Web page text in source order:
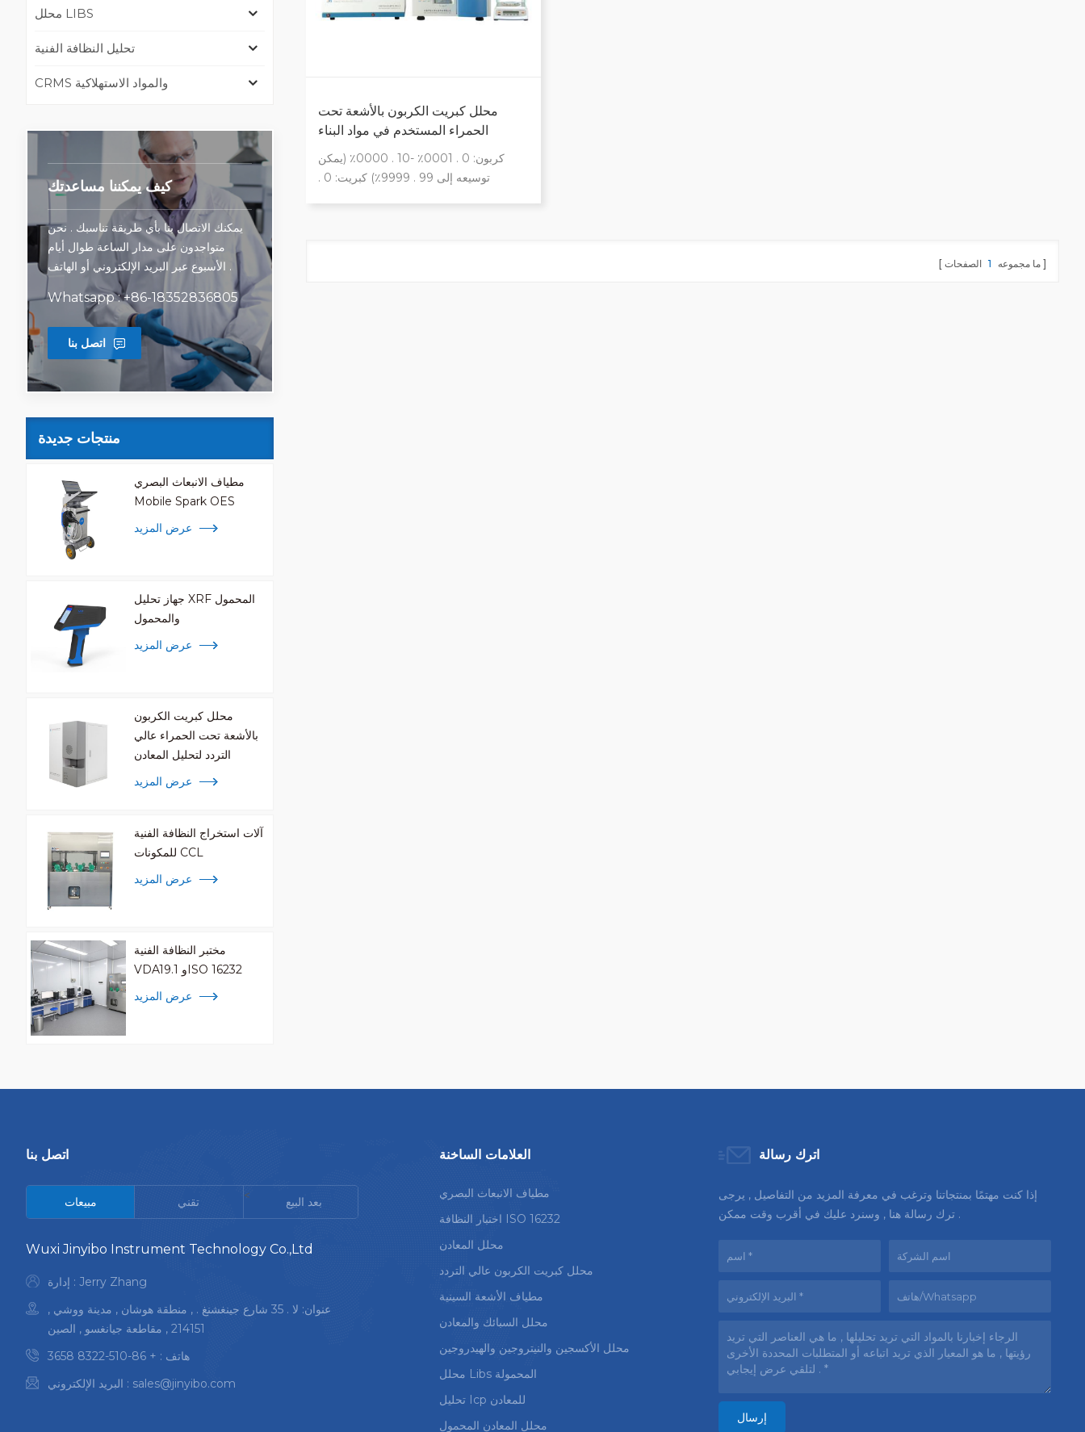
محلل LIBS
تحليل النظافة الفنية
CRMS والمواد الاستهلاكية
كيف يمكننا مساعدتك
يمكنك الاتصال بنا بأي طريقة تناسبك . نحن
متواجدون على مدار الساعة طوال أيام
الأسبوع عبر البريد الإلكتروني أو الهاتف .
Whatsapp : +86-18352836805
اتصل بنا
منتجات جديدة
مطياف الانبعاث البصري
Mobile Spark OES
عرض المزيد
جهاز تحليل XRF المحمول
والمحمول
عرض المزيد
محلل كبريت الكربون
بالأشعة تحت الحمراء عالي
التردد لتحليل المعادن
عرض المزيد
آلات استخراج النظافة الفنية
للمكونات CCL
عرض المزيد
مختبر النظافة الفنية
VDA19.1 وISO 16232
عرض المزيد
محلل كبريت الكربون بالأشعة تحت
الحمراء المستخدم في مواد البناء
كربون: 0 . 0001٪ -10 . 0000٪ (يمكن
توسيعه إلى 99 . 9999٪) كبريت: 0 .
ما مجموعه 1 الصفحات
اتصل بنا
مبيعات تقني < بعد البيع
Wuxi Jinyibo Instrument Technology Co.,Ltd
إدارة : Jerry Zhang
عنوان: لا . 35 شارع جينغشنغ . , منطقة هوشان , مدينة ووشي ,
214151 , مقاطعة جيانغسو , الصين
هاتف : + 86-510-8322 3658
البريد الإلكتروني : sales@jinyibo.com
العلامات الساخنة
مطياف الانبعاث البصري
اختبار النظافة ISO 16232
محلل المعادن
محلل كبريت الكربون عالي التردد
مطياف الأشعة السينية
محلل السبائك والمعادن
محلل الأكسجين والنيتروجين والهيدروجين
محلل Libs المحمولة
تحليل Icp للمعادن
محلل المعادن المحمول
اترك رسالة
إذا كنت مهتمًا بمنتجاتنا وترغب في معرفة المزيد من التفاصيل , يرجى
ترك رسالة هنا , وسنرد عليك في أقرب وقت ممكن .